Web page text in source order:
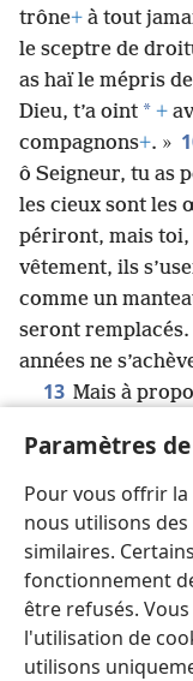
Paramètres
Pour vous offrir
nous utilisons
similaires.
fonctionnement
être refusés.
l'utilisation de
utilisons
trône+ à tout
le sceptre de
as haï le mépris
Dieu, t’a oint * +
compagnons+. »
ô Seigneur, tu as
les cieux sont les
périront, mais toi,
vêtement, ils
comme un
seront remplacés.
années ne
13 Mais à
tes ennemis
14 Ne sont-ils
service * +,
du salut * ?